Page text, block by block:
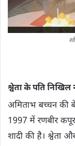
श्वेता के पति
अमिताभ बच्चन की
1997 में रणबीर
शादी की है। श्वेता